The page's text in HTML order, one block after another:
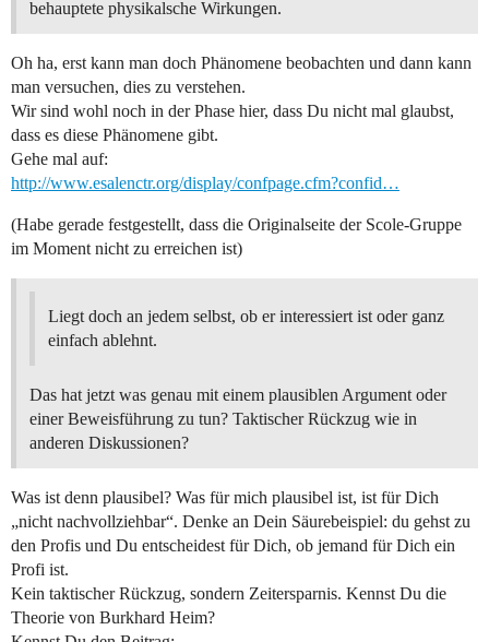
behauptete physikalsche Wirkungen.
Oh ha, erst kann man doch Phänomene beobachten und dann kann
man versuchen, dies zu verstehen.
Wir sind wohl noch in der Phase hier, dass Du nicht mal glaubst,
dass es diese Phänomene gibt.
Gehe mal auf:
http://www.esalenctr.org/display/confpage.cfm?confid…
(Habe gerade festgestellt, dass die Originalseite der Scole-Gruppe
im Moment nicht zu erreichen ist)
Liegt doch an jedem selbst, ob er interessiert ist oder ganz
einfach ablehnt.
Das hat jetzt was genau mit einem plausiblen Argument oder
einer Beweisführung zu tun? Taktischer Rückzug wie in
anderen Diskussionen?
Was ist denn plausibel? Was für mich plausibel ist, ist für Dich
„nicht nachvollziehbar“. Denke an Dein Säurebeispiel: du gehst zu
den Profis und Du entscheidest für Dich, ob jemand für Dich ein
Profi ist.
Kein taktischer Rückzug, sondern Zeitersparnis. Kennst Du die
Theorie von Burkhard Heim?